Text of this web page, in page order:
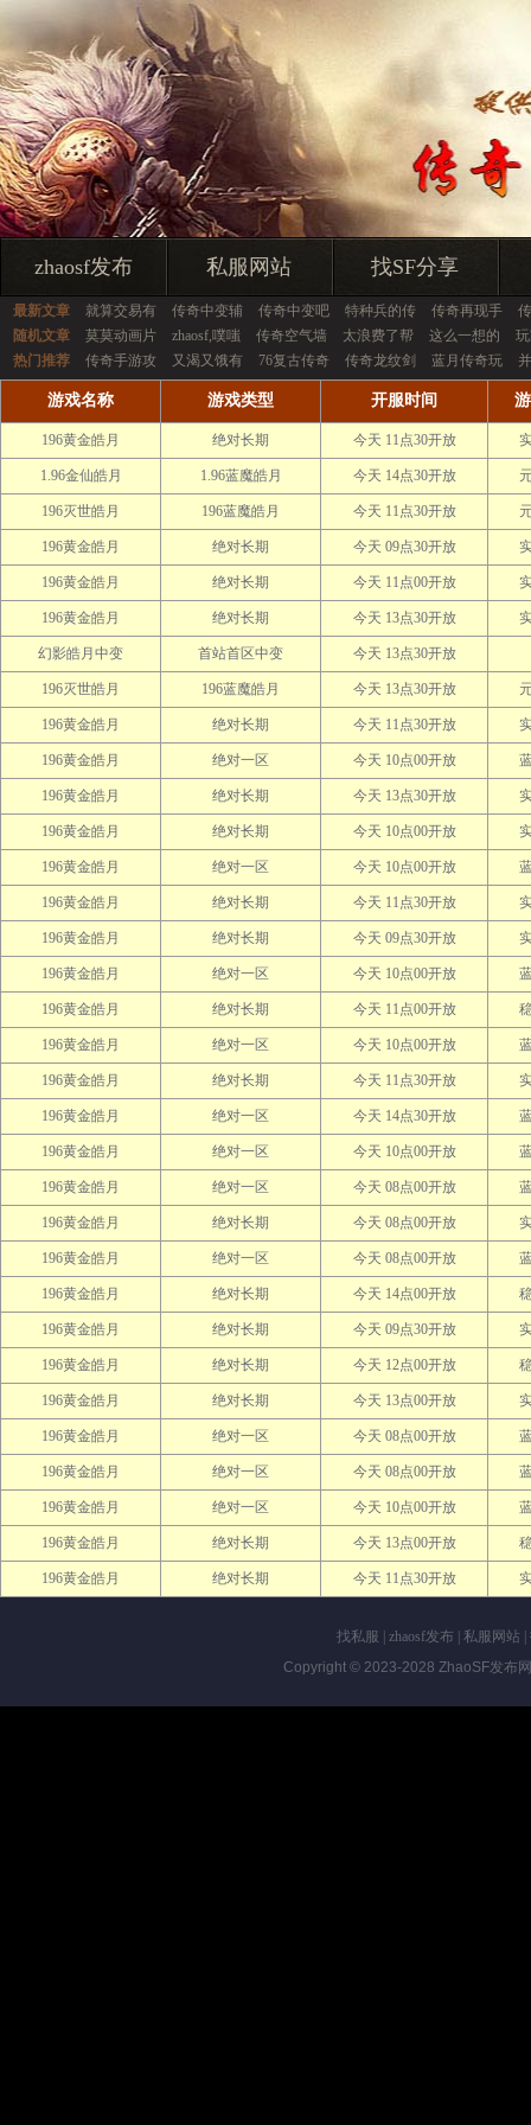
zhaosf发布 私服网站 找SF分享
最新文章 就算交易有 传奇中变辅 传奇中变吧 特种兵的传 传奇再现手
随机文章
莫莫动画片 zhaosf,噗嗤 传奇空气墙 太浪费了帮 这么一想的
热门推荐
传奇手游攻 又渴又饿有 76复古传奇 传奇龙纹剑 蓝月传奇玩
游戏名称 游戏类型 开服时间
196黄金皓月 绝对长期 今天 11点30开放
1.96金仙皓月 1.96蓝魔皓月 今天 14点30开放
196灭世皓月 196蓝魔皓月 今天 11点30开放
196黄金皓月 绝对长期 今天 09点30开放
196黄金皓月 绝对长期 今天 11点00开放
196黄金皓月 绝对长期 今天 13点30开放
幻影皓月中变 首站首区中变 今天 13点30开放
196灭世皓月 196蓝魔皓月 今天 13点30开放
196黄金皓月 绝对长期 今天 11点30开放
196黄金皓月 绝对一区 今天 10点00开放
196黄金皓月 绝对长期 今天 13点30开放
196黄金皓月 绝对长期 今天 10点00开放
196黄金皓月 绝对一区 今天 10点00开放
196黄金皓月 绝对长期 今天 11点30开放
196黄金皓月 绝对长期 今天 09点30开放
196黄金皓月 绝对一区 今天 10点00开放
196黄金皓月 绝对长期 今天 11点00开放
196黄金皓月 绝对一区 今天 10点00开放
196黄金皓月 绝对长期 今天 11点30开放
196黄金皓月 绝对一区 今天 14点30开放
196黄金皓月 绝对一区 今天 10点00开放
196黄金皓月 绝对一区 今天 08点00开放
196黄金皓月 绝对长期 今天 08点00开放
196黄金皓月 绝对一区 今天 08点00开放
196黄金皓月 绝对长期 今天 14点00开放
196黄金皓月 绝对长期 今天 09点30开放
196黄金皓月 绝对长期 今天 12点00开放
196黄金皓月 绝对长期 今天 13点00开放
196黄金皓月 绝对一区 今天 08点00开放
196黄金皓月 绝对一区 今天 08点00开放
196黄金皓月 绝对一区 今天 10点00开放
196黄金皓月 绝对长期 今天 13点00开放
196黄金皓月 绝对长期 今天 11点30开放
找私服 zhaosf发布 私服网站
Copyright © 2023-2028 ZhaoSF发布网